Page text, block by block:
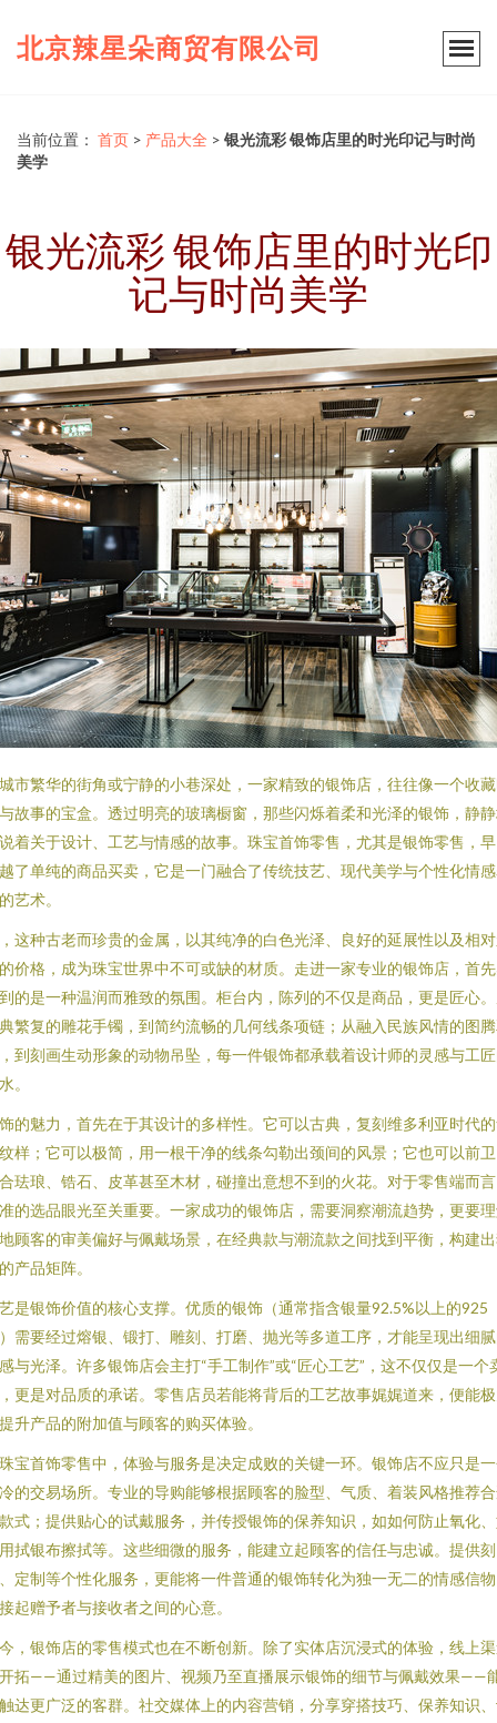
北京辣星朵商贸有限公司
当前位置： 首页 > 产品大全 > 银光流彩 银饰店里的时光印记与时尚
美学
银光流彩 银饰店里的时光印
记与时尚美学
市繁华的街角或宁静的小巷深处，一家精致的银饰店，往往像一个收
故事的宝盒。透过明亮的玻璃橱窗，那些闪烁着柔和光泽的银饰，静
着关于设计、工艺与情感的故事。珠宝首饰零售，尤其是银饰零售，
了单纯的商品买卖，它是一门融合了传统技艺、现代美学与个性化情
艺术。
这种古老而珍贵的金属，以其纯净的白色光泽、良好的延展性以及相
价格，成为珠宝世界中不可或缺的材质。走进一家专业的银饰店，首
的是一种温润而雅致的氛围。柜台内，陈列的不仅是商品，更是匠心
繁复的雕花手镯，到简约流畅的几何线条项链；从融入民族风情的图
到刻画生动形象的动物吊坠，每一件银饰都承载着设计师的灵感与工
。
的魅力，首先在于其设计的多样性。它可以古典，复刻维多利亚时代
样；它可以极简，用一根干净的线条勾勒出颈间的风景；它也可以前
珐琅、锆石、皮革甚至木材，碰撞出意想不到的火花。对于零售端而
的选品眼光至关重要。一家成功的银饰店，需要洞察潮流趋势，更要
顾客的审美偏好与佩戴场景，在经典款与潮流款之间找到平衡，构建
产品矩阵。
是银饰价值的核心支撑。优质的银饰（通常指含银量92.5%以上的925
需要经过熔银、锻打、雕刻、打磨、抛光等多道工序，才能呈现出细
与光泽。许多银饰店会主打“手工制作”或“匠心工艺”，这不仅仅是一个
更是对品质的承诺。零售店员若能将背后的工艺故事娓娓道来，便能
升产品的附加值与顾客的购买体验。
宝首饰零售中，体验与服务是决定成败的关键一环。银饰店不应只是
的交易场所。专业的导购能够根据顾客的脸型、气质、着装风格推荐
式；提供贴心的试戴服务，并传授银饰的保养知识，如如何防止氧化
拭银布擦拭等。这些细微的服务，能建立起顾客的信任与忠诚。提供刻
定制等个性化服务，更能将一件普通的银饰转化为独一无二的情感信
起赠予者与接收者之间的心意。
，银饰店的零售模式也在不断创新。除了实体店沉浸式的体验，线上
拓——通过精美的图片、视频乃至直播展示银饰的细节与佩戴效果——
达更广泛的客群。社交媒体上的内容营销，分享穿搭技巧、保养知识